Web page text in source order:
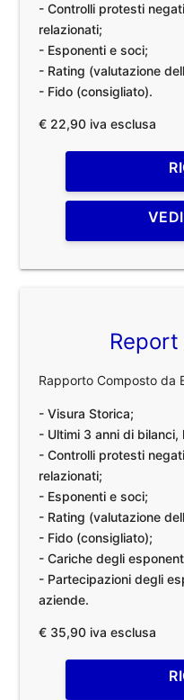
- Controlli protesti
relazionati;
- Esponenti e soci;
- Rating (valutazione
- Fido (consigliato).
€ 22,90 iva esclusa
Rapporto Composto da
- Visura Storica;
- Ultimi 3 anni di
- Controlli protesti
relazionati;
- Esponenti e soci;
- Rating (valutazione
- Fido (consigliato);
- Cariche degli
- Partecipazioni degli
aziende.
€ 35,90 iva esclusa